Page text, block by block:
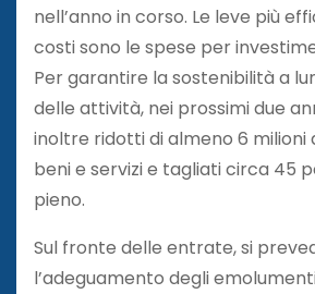
nell’anno in corso. Le leve più
costi sono le spese per
Per garantire la sostenibilità a
delle attività, nei prossimi due
inoltre ridotti di almeno 6 milioni
beni e servizi e tagliati circa 45
pieno.
Sul fronte delle entrate, si
l’adeguamento degli